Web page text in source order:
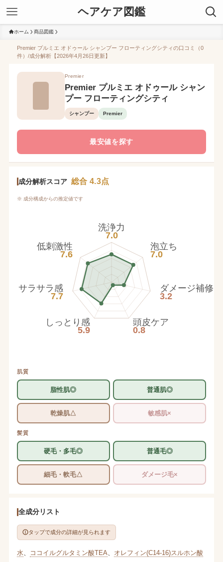
ヘアケア図鑑
ホーム 商品図鑑
Premier プルミエ オドゥール シャンプー フローティングシティの口コミ（0
件）/成分解析【2026年4月26日更新】
Premier
Premier プルミエ オドゥール シャン
プー フローティングシティ
シャンプー Premier
最安値を探す
成分解析スコア 総合 4.3点
※ 成分構成からの推定値です
洗浄力
7.0
泡立ち
7.0
ダメージ補修
3.2
頭皮ケア
0.8
しっとり感
5.9
サラサラ感
7.7
低刺激性
7.6
肌質
脂性肌◎ 普通肌◎
乾燥肌△ 敏感肌×
髪質
硬毛・多毛◎ 普通毛◎
細毛・軟毛△ ダメージ毛×
全成分リスト
タップで成分の詳細が見られます
水 ココイルグルタミン酸TEA
オレフィン(C14-16)スルホン酸